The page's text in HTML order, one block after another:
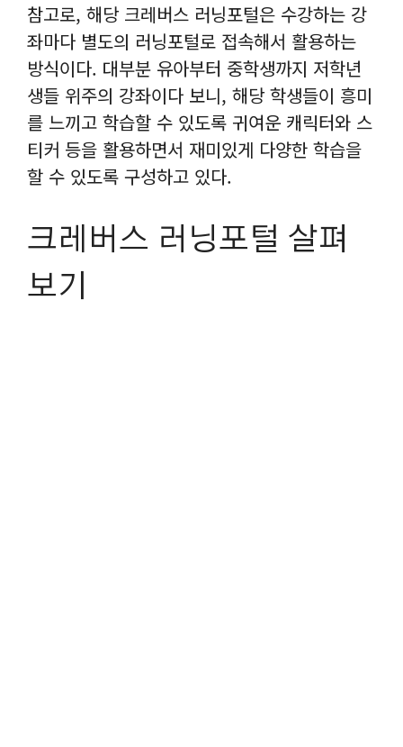
참고로, 해당 크레버스 러닝포털은 수강하는 강
좌마다 별도의 러닝포털로 접속해서 활용하는
방식이다. 대부분 유아부터 중학생까지 저학년
생들 위주의 강좌이다 보니, 해당 학생들이 흥미
를 느끼고 학습할 수 있도록 귀여운 캐릭터와 스
티커 등을 활용하면서 재미있게 다양한 학습을
할 수 있도록 구성하고 있다.
크레버스 러닝포털 살펴
보기